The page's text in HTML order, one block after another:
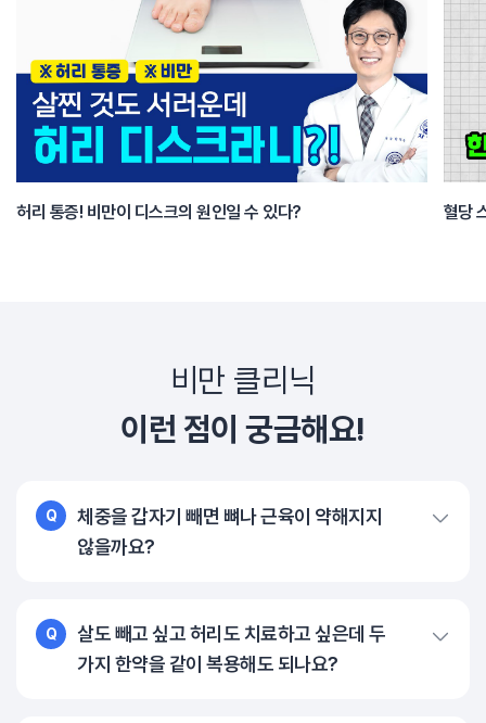
허리 통증! 비만이 디스크의 원인일 수 있다? 혈당
비만 클리닉
이런 점이 궁금해요!
Q
체중을 갑자기 빼면 뼈나 근육이 약해지지
않을까요?
Q
살도 빼고 싶고 허리도 치료하고 싶은데 두
가지 한약을 같이 복용해도 되나요?